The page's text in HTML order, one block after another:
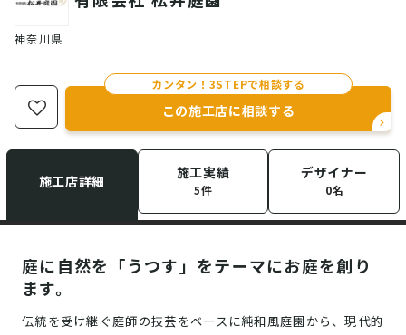
神奈川県
施工店詳細 施工実績
5件
デザイナー
0名
カンタン！3STEPで相談する
この施工店に相談する
庭に自然を「うつす」をテーマにお庭を創り
ます。
伝統を受け継ぐ庭師の技芸をベースに純和風庭園から、現代的